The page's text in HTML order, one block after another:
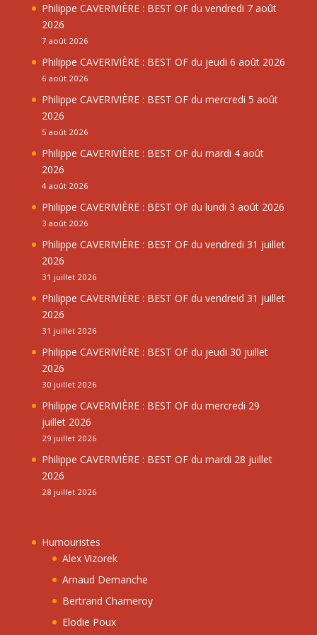
Philippe CAVERIVIÈRE : BEST OF du vendredi 7 août
2026
7 août 2026
Philippe CAVERIVIÈRE : BEST OF du jeudi 6 août 2026
6 août 2026
Philippe CAVERIVIÈRE : BEST OF du mercredi 5 août
2026
5 août 2026
Philippe CAVERIVIÈRE : BEST OF du mardi 4 août
2026
4 août 2026
Philippe CAVERIVIÈRE : BEST OF du lundi 3 août 2026
3 août 2026
Philippe CAVERIVIÈRE : BEST OF du vendredi 31 juillet
2026
31 juillet 2026
Philippe CAVERIVIÈRE : BEST OF du vendreid 31 juillet
2026
31 juillet 2026
Philippe CAVERIVIÈRE : BEST OF du jeudi 30 juillet
2026
30 juillet 2026
Philippe CAVERIVIÈRE : BEST OF du mercredi 29
juillet 2026
29 juillet 2026
Philippe CAVERIVIÈRE : BEST OF du mardi 28 juillet
2026
28 juillet 2026
Humouristes
Alex Vizorek
Arnaud Demanche
Bertrand Chameroy
Elodie Poux